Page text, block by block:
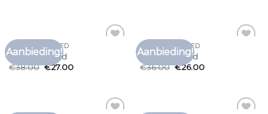
Aanbieding!
T SHIRT ALAN RED
t shirt alan red
€38.00 €27.00
Aanbieding!
T SHIRT ALAN RED
t shirt alan red
€36.00 €26.00